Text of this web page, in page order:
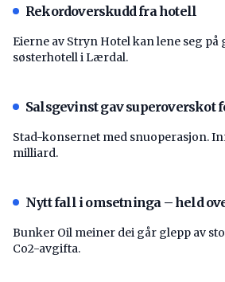
Rekordoverskudd fra hotell
Eierne av Stryn Hotel kan lene seg
søsterhotell i Lærdal.
Salsgevinst gav superoverskot
Stad-konsernet med snuoperasjon.
milliard.
Nytt fall i omsetninga – held
Bunker Oil meiner dei går glepp av
Co2-avgifta.